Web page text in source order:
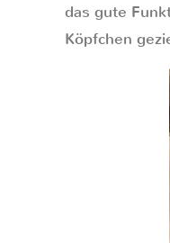
das gute
Köpfchen